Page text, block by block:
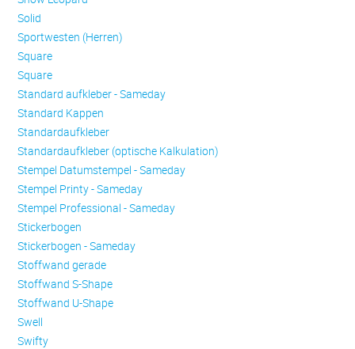
Solid
Sportwesten (Herren)
Square
Square
Standard aufkleber - Sameday
Standard Kappen
Standardaufkleber
Standardaufkleber (optische Kalkulation)
Stempel Datumstempel - Sameday
Stempel Printy - Sameday
Stempel Professional - Sameday
Stickerbogen
Stickerbogen - Sameday
Stoffwand gerade
Stoffwand S-Shape
Stoffwand U-Shape
Swell
Swifty